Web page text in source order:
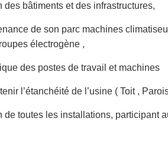
des bâtiments et des infrastructures,
de son parc machines
électrogène ,
des postes de travail et machines
l’étanchéité de l’usine ( Toit ,
de toutes les installations, participant